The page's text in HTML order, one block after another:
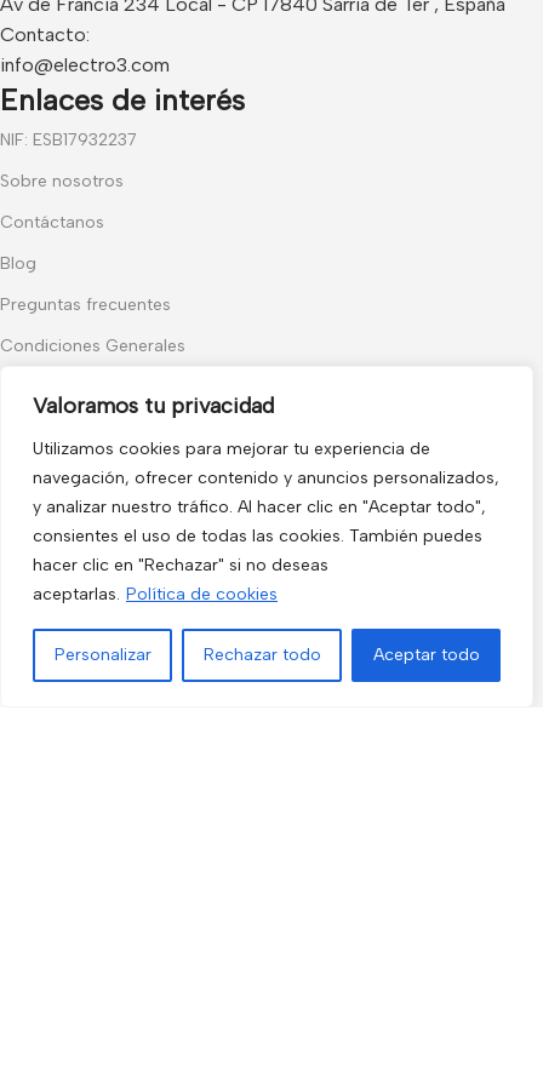
Valoramos tu privacidad
Utilizamos cookies para mejorar tu experiencia de
navegación, ofrecer contenido y anuncios personalizados,
y analizar nuestro tráfico. Al hacer clic en "Aceptar todo",
consientes el uso de todas las cookies. También puedes
hacer clic en "Rechazar" si no deseas
aceptarlas. Política de cookies
Personalizar Rechazar todo Aceptar todo
Contacto:
info@electro3.com
Enlaces de interés
NIF: ESB17932237
Sobre nosotros
Contáctanos
Blog
Preguntas frecuentes
Condiciones Generales
Categorías populares
Audiovisuales
Control de Accesos
Hogar y Exterior
Alarma AX-PRO